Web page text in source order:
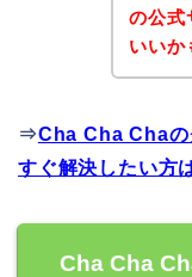
の公式
いいか
⇒Cha Cha Chaの
すぐ解決したい方
Cha Cha